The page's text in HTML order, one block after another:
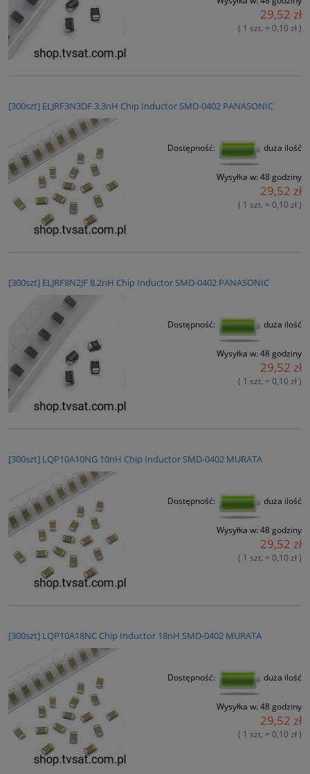
29,52 zł
( 1 szt. = 0,10 zł )
[300szt] ELJRF3N3DF 3.3nH Chip Inductor SMD-0402 PANASONIC
Dostępność: duża ilość
Wysyłka w: 48 godziny
29,52 zł
( 1 szt. = 0,10 zł )
[300szt] ELJRF8N2JF 8.2nH Chip Inductor SMD-0402 PANASONIC
Dostępność: duża ilość
Wysyłka w: 48 godziny
29,52 zł
( 1 szt. = 0,10 zł )
[300szt] LQP10A10NG 10nH Chip Inductor SMD-0402 MURATA
Dostępność: duża ilość
Wysyłka w: 48 godziny
29,52 zł
( 1 szt. = 0,10 zł )
[300szt] LQP10A18NC Chip Inductor 18nH SMD-0402 MURATA
Dostępność: duża ilość
Wysyłka w: 48 godziny
29,52 zł
( 1 szt. = 0,10 zł )